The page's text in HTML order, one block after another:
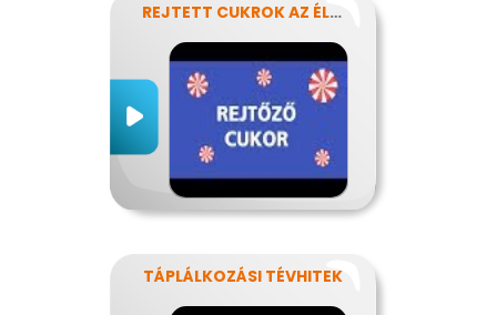
REJTETT CUKROK AZ ÉLELMISZEREINKBEN
TÁPLÁLKOZÁSI TÉVHITEK